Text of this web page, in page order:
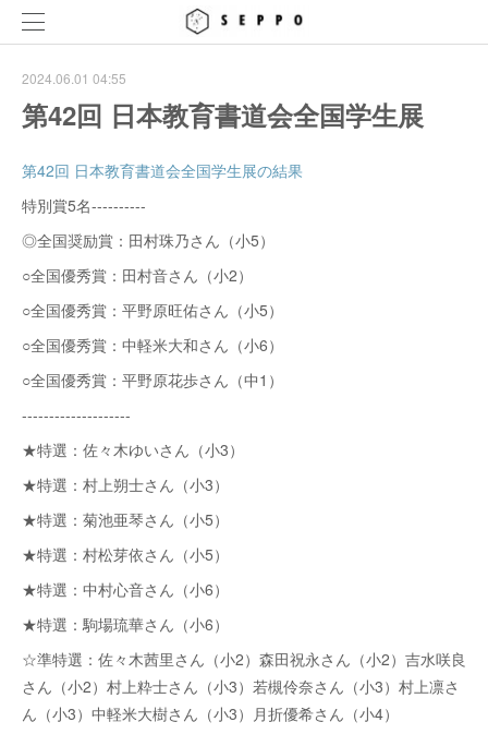
2024.06.01 04:55
第42回 日本教育書道会全国学生展
第42回 日本教育書道会全国学生展の結果
特別賞5名----------
◎全国奨励賞：田村珠乃さん（小5）
○全国優秀賞：田村音さん（小2）
○全国優秀賞：平野原旺佑さん（小5）
○全国優秀賞：中軽米大和さん（小6）
○全国優秀賞：平野原花歩さん（中1）
--------------------
★特選：佐々木ゆいさん（小3）
★特選：村上朔士さん（小3）
★特選：菊池亜琴さん（小5）
★特選：村松芽依さん（小5）
★特選：中村心音さん（小6）
★特選：駒場琉華さん（小6）
☆準特選：佐々木茜里さん（小2）森田祝永さん（小2）吉水咲良
さん（小2）村上粋士さん（小3）若槻伶奈さん（小3）村上凛さ
ん（小3）中軽米大樹さん（小3）月折優希さん（小4）